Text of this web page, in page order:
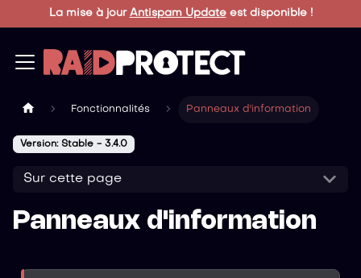
La mise à jour Antispam Updateest disponible !
Fonctionnalités Panneaux d'information
Version: Stable - 3.4.0
Sur cette page
Panneaux d'information